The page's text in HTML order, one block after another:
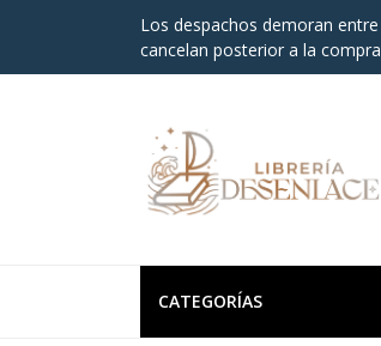
Los despachos demoran entre
cancelan posterior a la compra
CATEGORÍAS